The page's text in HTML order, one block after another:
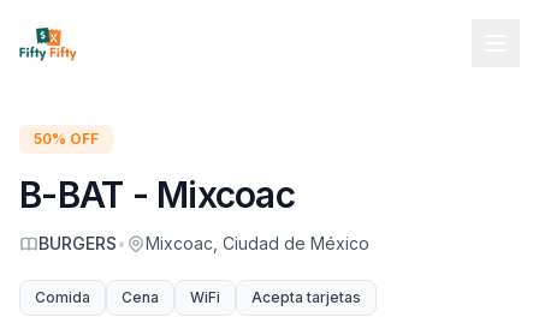
50% OFF
B-BAT - Mixcoac
BURGERS• Mixcoac, Ciudad de México
Comida Cena WiFi Acepta tarjetas